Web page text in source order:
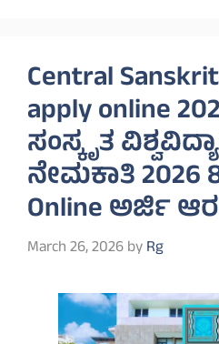
Central
apply online
ಸಂಸ್ಕೃತ
ನೇಮಕಾತಿ 2026
Online ಅರ್ಜಿ
March 26, 2026byRg